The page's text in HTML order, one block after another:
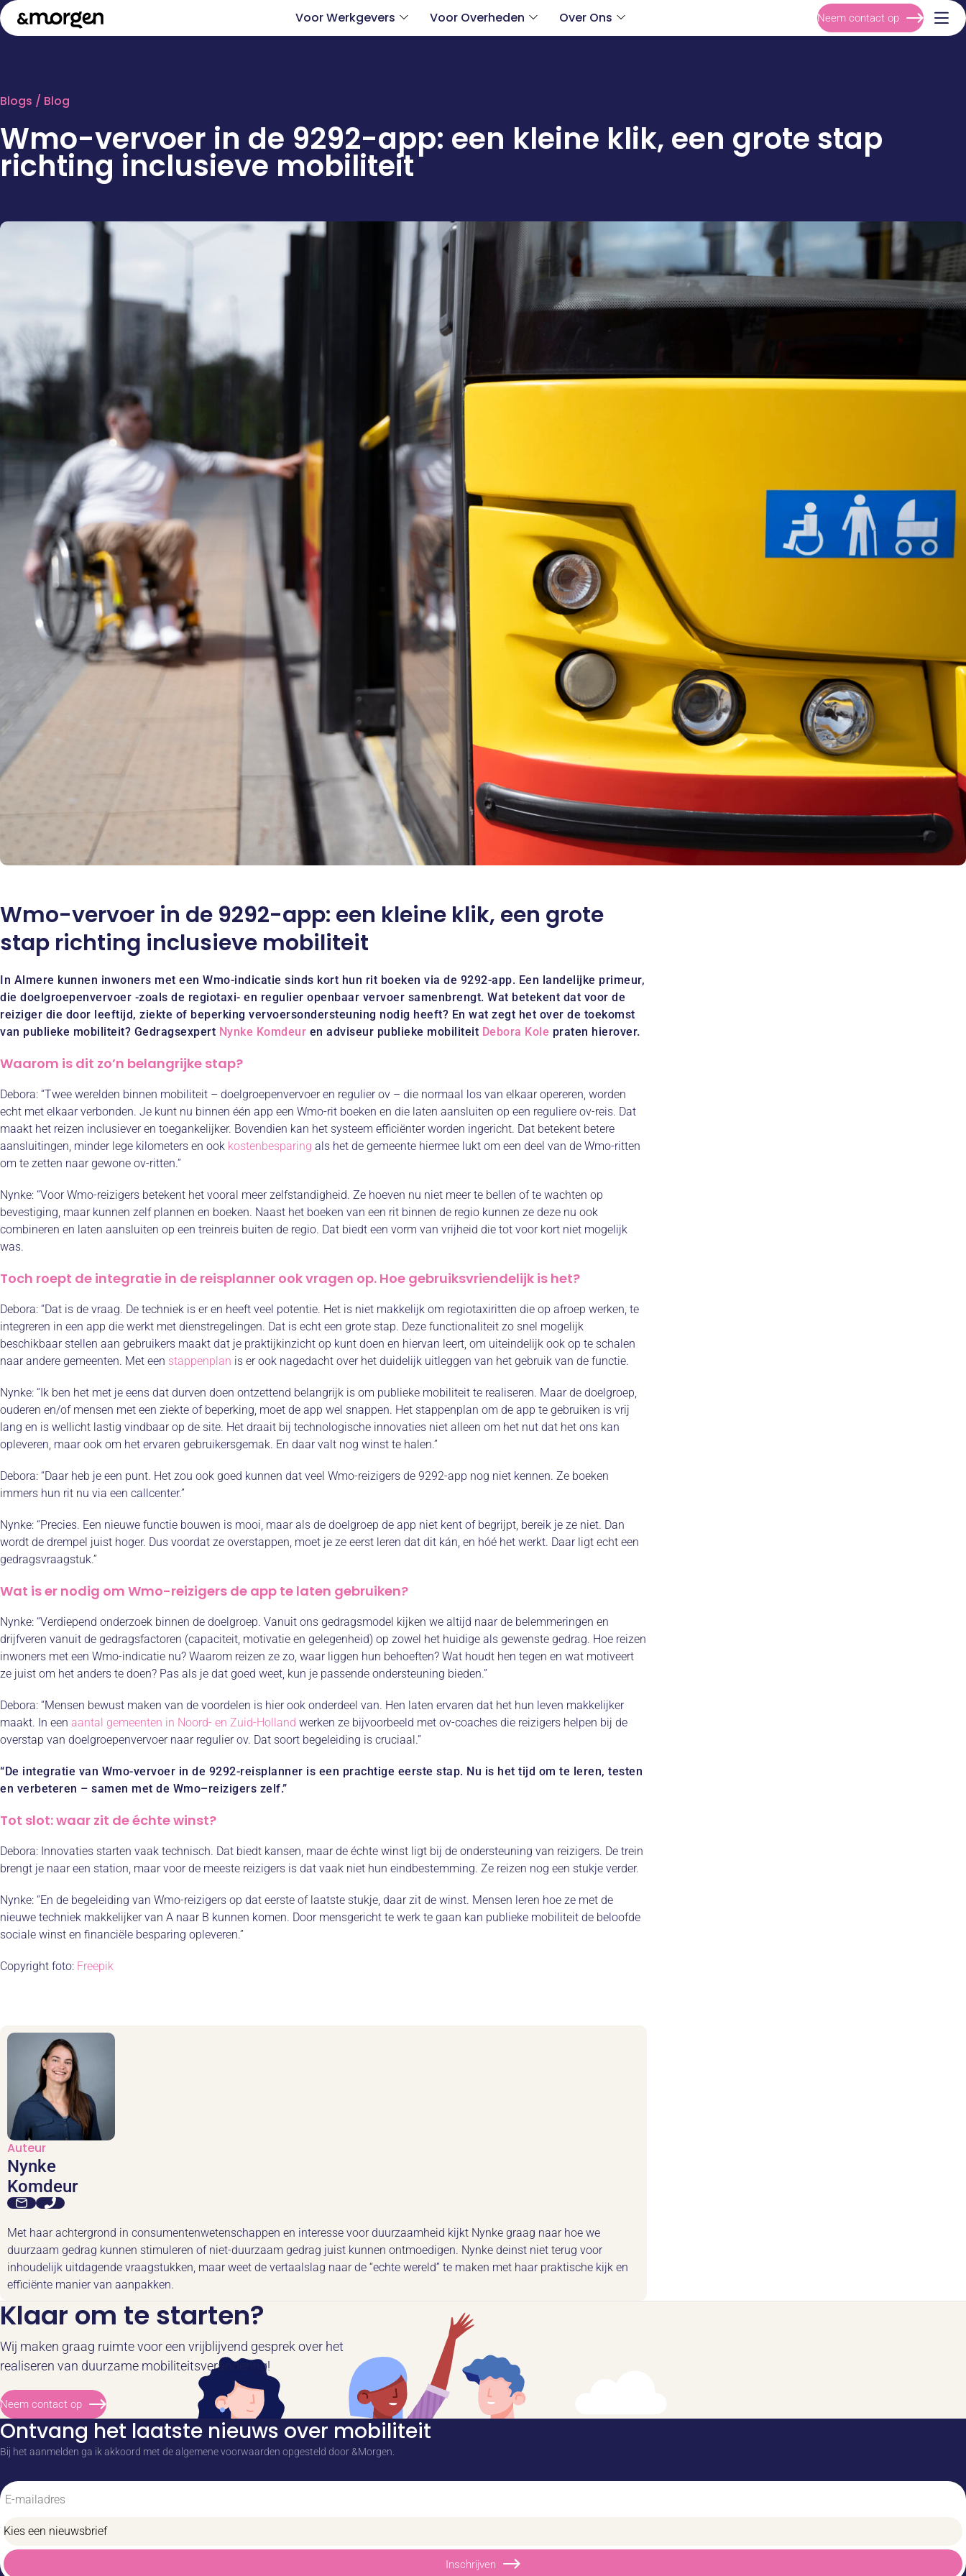
Voor Werkgevers Voor Overheden Over Ons Neem contact op
Blogs / Blog
Wmo-vervoer in de 9292-app: een kleine klik, een grote stap
richting inclusieve mobiliteit
Wmo-vervoer in de 9292-app: een kleine klik, een grote
stap richting inclusieve mobiliteit
In Almere kunnen inwoners met een Wmo-indicatie sinds kort hun rit boeken via de 9292-app. Een landelijke primeur,
die doelgroepenvervoer -zoals de regiotaxi- en regulier openbaar vervoer samenbrengt. Wat betekent dat voor de
reiziger die door leeftijd, ziekte of beperking vervoersondersteuning nodig heeft? En wat zegt het over de toekomst
van publieke mobiliteit? Gedragsexpert Nynke Komdeur en adviseur publieke mobiliteit Debora Kole praten hierover.
Waarom is dit zo’n belangrijke stap?
Debora: “Twee werelden binnen mobiliteit – doelgroepenvervoer en regulier ov – die normaal los van elkaar opereren, worden
echt met elkaar verbonden. Je kunt nu binnen één app een Wmo-rit boeken en die laten aansluiten op een reguliere ov-reis. Dat
maakt het reizen inclusiever en toegankelijker. Bovendien kan het systeem efficiënter worden ingericht. Dat betekent betere
aansluitingen, minder lege kilometers en ook kostenbesparing als het de gemeente hiermee lukt om een deel van de Wmo-ritten
om te zetten naar gewone ov-ritten.”
Nynke: “Voor Wmo-reizigers betekent het vooral meer zelfstandigheid. Ze hoeven nu niet meer te bellen of te wachten op
bevestiging, maar kunnen zelf plannen en boeken. Naast het boeken van een rit binnen de regio kunnen ze deze nu ook
combineren en laten aansluiten op een treinreis buiten de regio. Dat biedt een vorm van vrijheid die tot voor kort niet mogelijk
was.
Toch roept de integratie in de reisplanner ook vragen op. Hoe gebruiksvriendelijk is het?
Debora: “Dat is de vraag. De techniek is er en heeft veel potentie. Het is niet makkelijk om regiotaxiritten die op afroep werken, te
integreren in een app die werkt met dienstregelingen. Dat is echt een grote stap. Deze functionaliteit zo snel mogelijk
beschikbaar stellen aan gebruikers maakt dat je praktijkinzicht op kunt doen en hiervan leert, om uiteindelijk ook op te schalen
naar andere gemeenten. Met een stappenplan is er ook nagedacht over het duidelijk uitleggen van het gebruik van de functie.
Nynke: “Ik ben het met je eens dat durven doen ontzettend belangrijk is om publieke mobiliteit te realiseren. Maar de doelgroep,
ouderen en/of mensen met een ziekte of beperking, moet de app wel snappen. Het stappenplan om de app te gebruiken is vrij
lang en is wellicht lastig vindbaar op de site. Het draait bij technologische innovaties niet alleen om het nut dat het ons kan
opleveren, maar ook om het ervaren gebruikersgemak. En daar valt nog winst te halen.”
Debora: “Daar heb je een punt. Het zou ook goed kunnen dat veel Wmo-reizigers de 9292-app nog niet kennen. Ze boeken
immers hun rit nu via een callcenter.”
Nynke: “Precies. Een nieuwe functie bouwen is mooi, maar als de doelgroep de app niet kent of begrijpt, bereik je ze niet. Dan
wordt de drempel juist hoger. Dus voordat ze overstappen, moet je ze eerst leren dat dit kán, en hóé het werkt. Daar ligt echt een
gedragsvraagstuk.”
Wat is er nodig om Wmo-reizigers de app te laten gebruiken?
Nynke: “Verdiepend onderzoek binnen de doelgroep. Vanuit ons gedragsmodel kijken we altijd naar de belemmeringen en
drijfveren vanuit de gedragsfactoren (capaciteit, motivatie en gelegenheid) op zowel het huidige als gewenste gedrag. Hoe reizen
inwoners met een Wmo-indicatie nu? Waarom reizen ze zo, waar liggen hun behoeften? Wat houdt hen tegen en wat motiveert
ze juist om het anders te doen? Pas als je dat goed weet, kun je passende ondersteuning bieden.”
Debora: “Mensen bewust maken van de voordelen is hier ook onderdeel van. Hen laten ervaren dat het hun leven makkelijker
maakt. In een aantal gemeenten in Noord- en Zuid-Holland werken ze bijvoorbeeld met ov-coaches die reizigers helpen bij de
overstap van doelgroepenvervoer naar regulier ov. Dat soort begeleiding is cruciaal.”
“De integratie van Wmo-vervoer in de 9292-reisplanner is een prachtige eerste stap. Nu is het tijd om te leren, testen
en verbeteren – samen met de Wmo–reizigers zelf.”
Tot slot: waar zit de échte winst?
Debora: Innovaties starten vaak technisch. Dat biedt kansen, maar de échte winst ligt bij de ondersteuning van reizigers. De trein
brengt je naar een station, maar voor de meeste reizigers is dat vaak niet hun eindbestemming. Ze reizen nog een stukje verder.
Nynke: “En de begeleiding van Wmo-reizigers op dat eerste of laatste stukje, daar zit de winst. Mensen leren hoe ze met de
nieuwe techniek makkelijker van A naar B kunnen komen. Door mensgericht te werk te gaan kan publieke mobiliteit de beloofde
sociale winst en financiële besparing opleveren.”
Copyright foto: Freepik
Auteur
Nynke
Komdeur
Met haar achtergrond in consumentenwetenschappen en interesse voor duurzaamheid kijkt Nynke graag naar hoe we
duurzaam gedrag kunnen stimuleren of niet-duurzaam gedrag juist kunnen ontmoedigen. Nynke deinst niet terug voor
inhoudelijk uitdagende vraagstukken, maar weet de vertaalslag naar de “echte wereld” te maken met haar praktische kijk en
efficiënte manier van aanpakken.
Klaar om te starten?
Wij maken graag ruimte voor een vrijblijvend gesprek over het
realiseren van duurzame mobiliteitsverandering!
Neem contact op
Ontvang het laatste nieuws over mobiliteit
Bij het aanmelden ga ik akkoord met de algemene voorwaarden opgesteld door &Morgen.
Inschrijven